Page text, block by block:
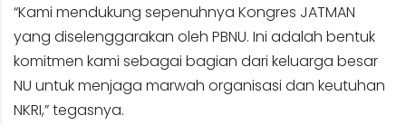
“Kami mendukung sepenuhnya Kongres JATMAN
yang diselenggarakan oleh PBNU. Ini adalah bentuk
komitmen kami sebagai bagian dari keluarga besar
NU untuk menjaga marwah organisasi dan keutuhan
NKRI,” tegasnya.